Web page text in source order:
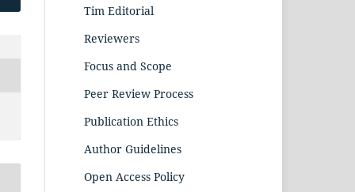
Tim Editorial
Reviewers
Focus and Scope
Peer Review Process
Publication Ethics
Author Guidelines
Open Access Policy